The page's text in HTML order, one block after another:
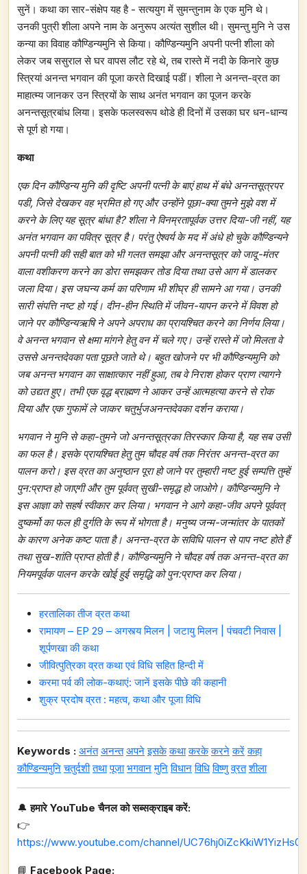
सुनें। कथा का सार-संक्षेप यह है - सत्ययुग में सुमन्तुनाम के एक मुनि थे।
उनकी पुत्री शीला अपने नाम के अनुरूप अत्यंत सुशील थी। सुमन्तु मुनि ने उस
कन्या का विवाह कौण्डिन्यमुनि से किया। कौण्डिन्यमुनि अपनी पत्नी शीला को
लेकर जब ससुराल से घर वापस लौट रहे थे, तब रास्ते में नदी के किनारे कुछ
स्त्रियां अनन्त भगवान की पूजा करते दिखाई पडीं। शीला ने अनन्त-व्रत का
माहात्म्य जानकर उन स्त्रियों के साथ अनंत भगवान का पूजन करके
अनन्तसूत्रबांध लिया। इसके फलस्वरूप थोडे ही दिनों में उसका घर धन-धान्य
से पूर्ण हो गया।
कथा
एक दिन कौण्डिन्य मुनि की दृष्टि अपनी पत्नी के बाएं हाथ में बंधे अनन्तसूत्रपर
पडी, जिसे देखकर वह भ्रमित हो गए और उन्होंने पूछा-क्या तुमने मुझे वश में
करने के लिए यह सूत्र बांधा है? शीला ने विनम्रतापूर्वक उत्तर दिया-जी नहीं, यह
अनंत भगवान का पवित्र सूत्र है। परंतु ऐश्वर्य के मद में अंधे हो चुके कौण्डिन्यने
अपनी पत्नी की सही बात को भी गलत समझा और अनन्तसूत्र को जादू-मंतर
वाला वशीकरण करने का डोरा समझकर तोड दिया तथा उसे आग में डालकर
जला दिया। इस जघन्य कर्म का परिणाम भी शीघ्र ही सामने आ गया। उनकी
सारी संपत्ति नष्ट हो गई। दीन-हीन स्थिति में जीवन-यापन करने में विवश हो
जाने पर कौण्डिन्यऋषि ने अपने अपराध का प्रायश्चित करने का निर्णय लिया।
वे अनन्त भगवान से क्षमा मांगने हेतु वन में चले गए। उन्हें रास्ते में जो मिलता वे
उससे अनन्तदेवका पता पूछते जाते थे। बहुत खोजने पर भी कौण्डिन्यमुनि को
जब अनन्त भगवान का साक्षात्कार नहीं हुआ, तब वे निराश होकर प्राण त्यागने
को उद्यत हुए। तभी एक वृद्ध ब्राह्मण ने आकर उन्हें आत्महत्या करने से रोक
दिया और एक गुफामें ले जाकर चतुर्भुजअनन्तदेवका दर्शन कराया।
भगवान ने मुनि से कहा-तुमने जो अनन्तसूत्रका तिरस्कार किया है, यह सब उसी
का फल है। इसके प्रायश्चित हेतु तुम चौदह वर्ष तक निरंतर अनन्त-व्रत का
पालन करो। इस व्रत का अनुष्ठान पूरा हो जाने पर तुम्हारी नष्ट हुई सम्पत्ति तुम्हें
पुन:प्राप्त हो जाएगी और तुम पूर्ववत् सुखी-समृद्ध हो जाओगे। कौण्डिन्यमुनि ने
इस आज्ञा को सहर्ष स्वीकार कर लिया। भगवान ने आगे कहा-जीव अपने पूर्ववत्
दुष्कर्मो का फल ही दुर्गति के रूप में भोगता है। मनुष्य जन्म-जन्मांतर के पातकों
के कारण अनेक कष्ट पाता है। अनन्त-व्रत के सविधि पालन से पाप नष्ट होते हैं
तथा सुख-शांति प्राप्त होती है। कौण्डिन्यमुनि ने चौदह वर्ष तक अनन्त-व्रत का
नियमपूर्वक पालन करके खोई हुई समृद्धि को पुन:प्राप्त कर लिया।
हरतालिका तीज व्रत कथा
रामायण – EP 29 – अगस्त्य मिलन | जटायु मिलन | पंचवटी निवास |
शूर्पणखा की कथा
जीवित्पुत्रिका व्रत कथा एवं विधि सहित हिन्दी में
करमा पर्व की लोक-कथाएं: जानें इसके पीछे की कहानी
शुक्र प्रदोष व्रत : महत्व, कथा और पूजा विधि
Keywords : अनंत अनन्त अपने इसके कथा करके करने करें कहा
कौण्डिन्यमुनि चतुर्दशी तथा पूजा भगवान मुनि विधान विधि विष्णु व्रत शीला
🔔हमारे YouTube चैनल को सब्सक्राइब करें:
👉
https://www.youtube.com/channel/
📘 Facebook Page: